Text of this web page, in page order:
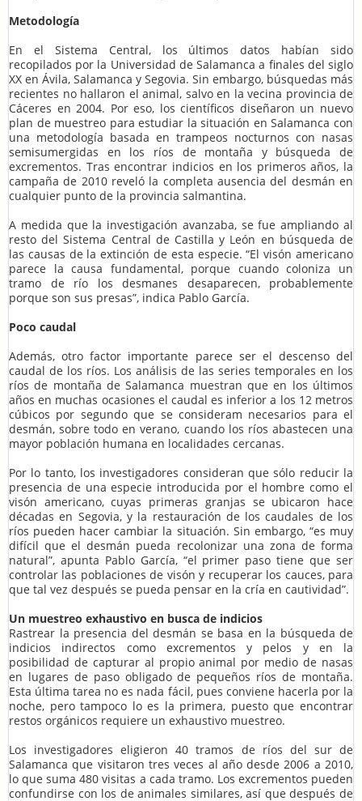
Metodología
En el Sistema Central, los últimos datos habían sido
recopilados por la Universidad de Salamanca a finales del siglo
XX en Ávila, Salamanca y Segovia. Sin embargo, búsquedas más
recientes no hallaron el animal, salvo en la vecina provincia de
Cáceres en 2004. Por eso, los científicos diseñaron un nuevo
plan de muestreo para estudiar la situación en Salamanca con
una metodología basada en trampeos nocturnos con nasas
semisumergidas en los ríos de montaña y búsqueda de
excrementos. Tras encontrar indicios en los primeros años, la
campaña de 2010 reveló la completa ausencia del desmán en
cualquier punto de la provincia salmantina.
A medida que la investigación avanzaba, se fue ampliando al
resto del Sistema Central de Castilla y León en búsqueda de
las causas de la extinción de esta especie. “El visón americano
parece la causa fundamental, porque cuando coloniza un
tramo de río los desmanes desaparecen, probablemente
porque son sus presas”, indica Pablo García.
Poco caudal
Además, otro factor importante parece ser el descenso del
caudal de los ríos. Los análisis de las series temporales en los
ríos de montaña de Salamanca muestran que en los últimos
años en muchas ocasiones el caudal es inferior a los 12 metros
cúbicos por segundo que se consideram necesarios para el
desmán, sobre todo en verano, cuando los ríos abastecen una
mayor población humana en localidades cercanas.
Por lo tanto, los investigadores consideran que sólo reducir la
presencia de una especie introducida por el hombre como el
visón americano, cuyas primeras granjas se ubicaron hace
décadas en Segovia, y la restauración de los caudales de los
ríos pueden hacer cambiar la situación. Sin embargo, “es muy
difícil que el desmán pueda recolonizar una zona de forma
natural”, apunta Pablo García, “el primer paso tiene que ser
controlar las poblaciones de visón y recuperar los cauces, para
que tal vez después se pueda pensar en la cría en cautividad”.
Un muestreo exhaustivo en busca de indicios
Rastrear la presencia del desmán se basa en la búsqueda de
indicios indirectos como excrementos y pelos y en la
posibilidad de capturar al propio animal por medio de nasas
en lugares de paso obligado de pequeños ríos de montaña.
Esta última tarea no es nada fácil, pues conviene hacerla por la
noche, pero tampoco lo es la primera, puesto que encontrar
restos orgánicos requiere un exhaustivo muestreo.
Los investigadores eligieron 40 tramos de ríos del sur de
Salamanca que visitaron tres veces al año desde 2006 a 2010,
lo que suma 480 visitas a cada tramo. Los excrementos pueden
confundirse con los de animales similares, así que después de